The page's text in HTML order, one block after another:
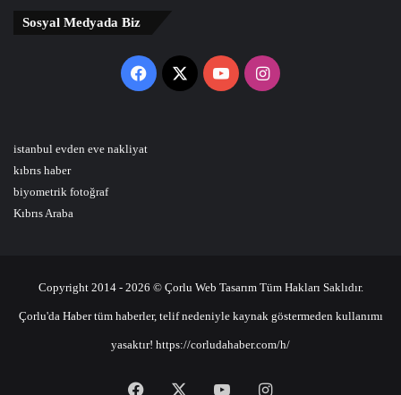
Sosyal Medyada Biz
Facebook
X YouTubeInstagram
istanbul evden eve nakliyat
kıbrıs haber
biyometrik fotoğraf
Kıbrıs Araba
Copyright 2014 - 2026 © Çorlu Web Tasarım Tüm Hakları Saklıdır.
Çorlu'da Haber tüm haberler, telif nedeniyle kaynak göstermeden kullanımı
yasaktır! https://corludahaber.com/h/
Facebook YouTubeInstagram